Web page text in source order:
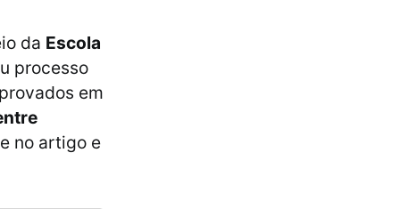
da Escola
processo
em
no artigo e